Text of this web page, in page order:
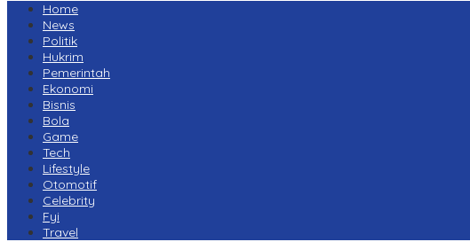
Home
News
Politik
Hukrim
Pemerintah
Ekonomi
Bisnis
Bola
Game
Tech
Lifestyle
Otomotif
Celebrity
Fyi
Travel